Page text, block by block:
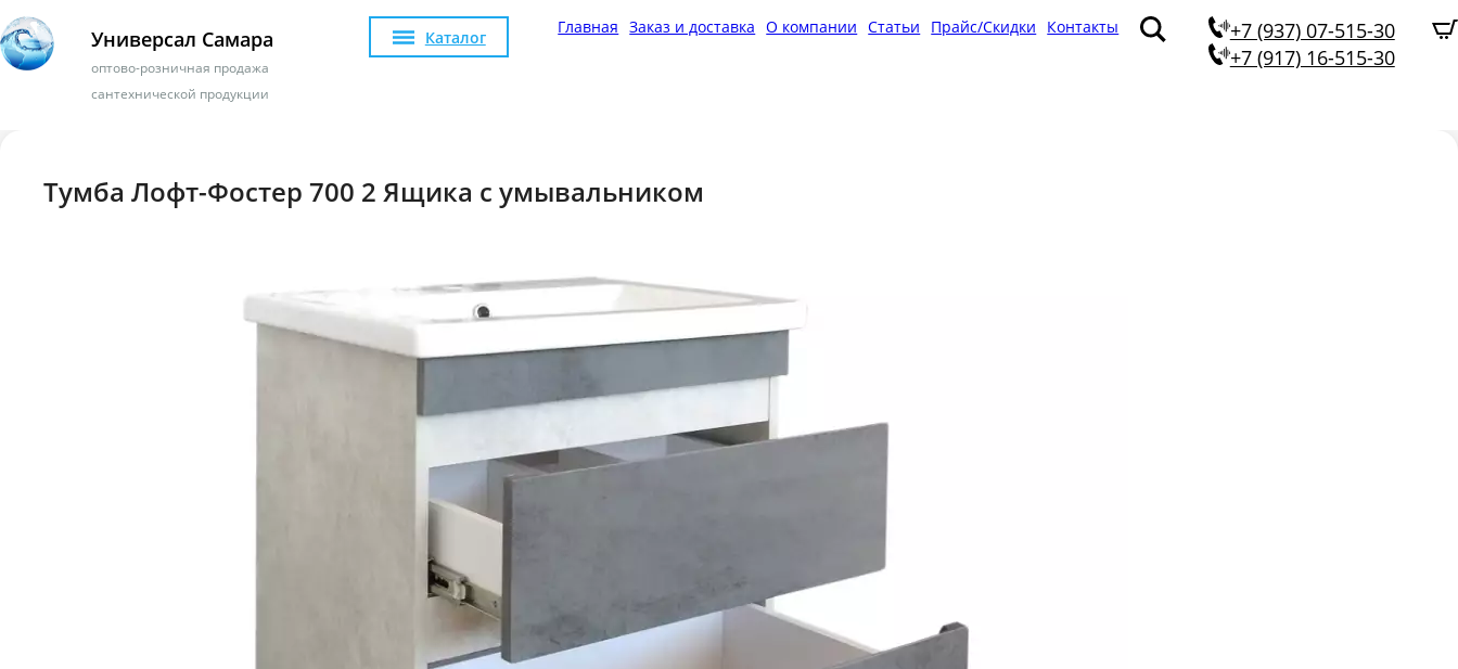
Универсал Самара
оптово-розничная продажа
сантехнической продукции
Каталог Главная Заказ и доставка О компании Статьи Прайс/Скидки Контакты
+7 (937) 07-515-30
+7 (917) 16-515-30
Тумба Лофт-Фостер 700 2 Ящика с умывальником